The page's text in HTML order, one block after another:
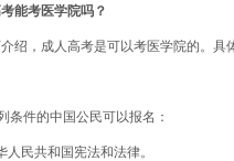
考试时间
能考医学院吗？
，成人高考是可以考医学院的。具
件的中国公民可以报名：
民共和国宪法和法律。